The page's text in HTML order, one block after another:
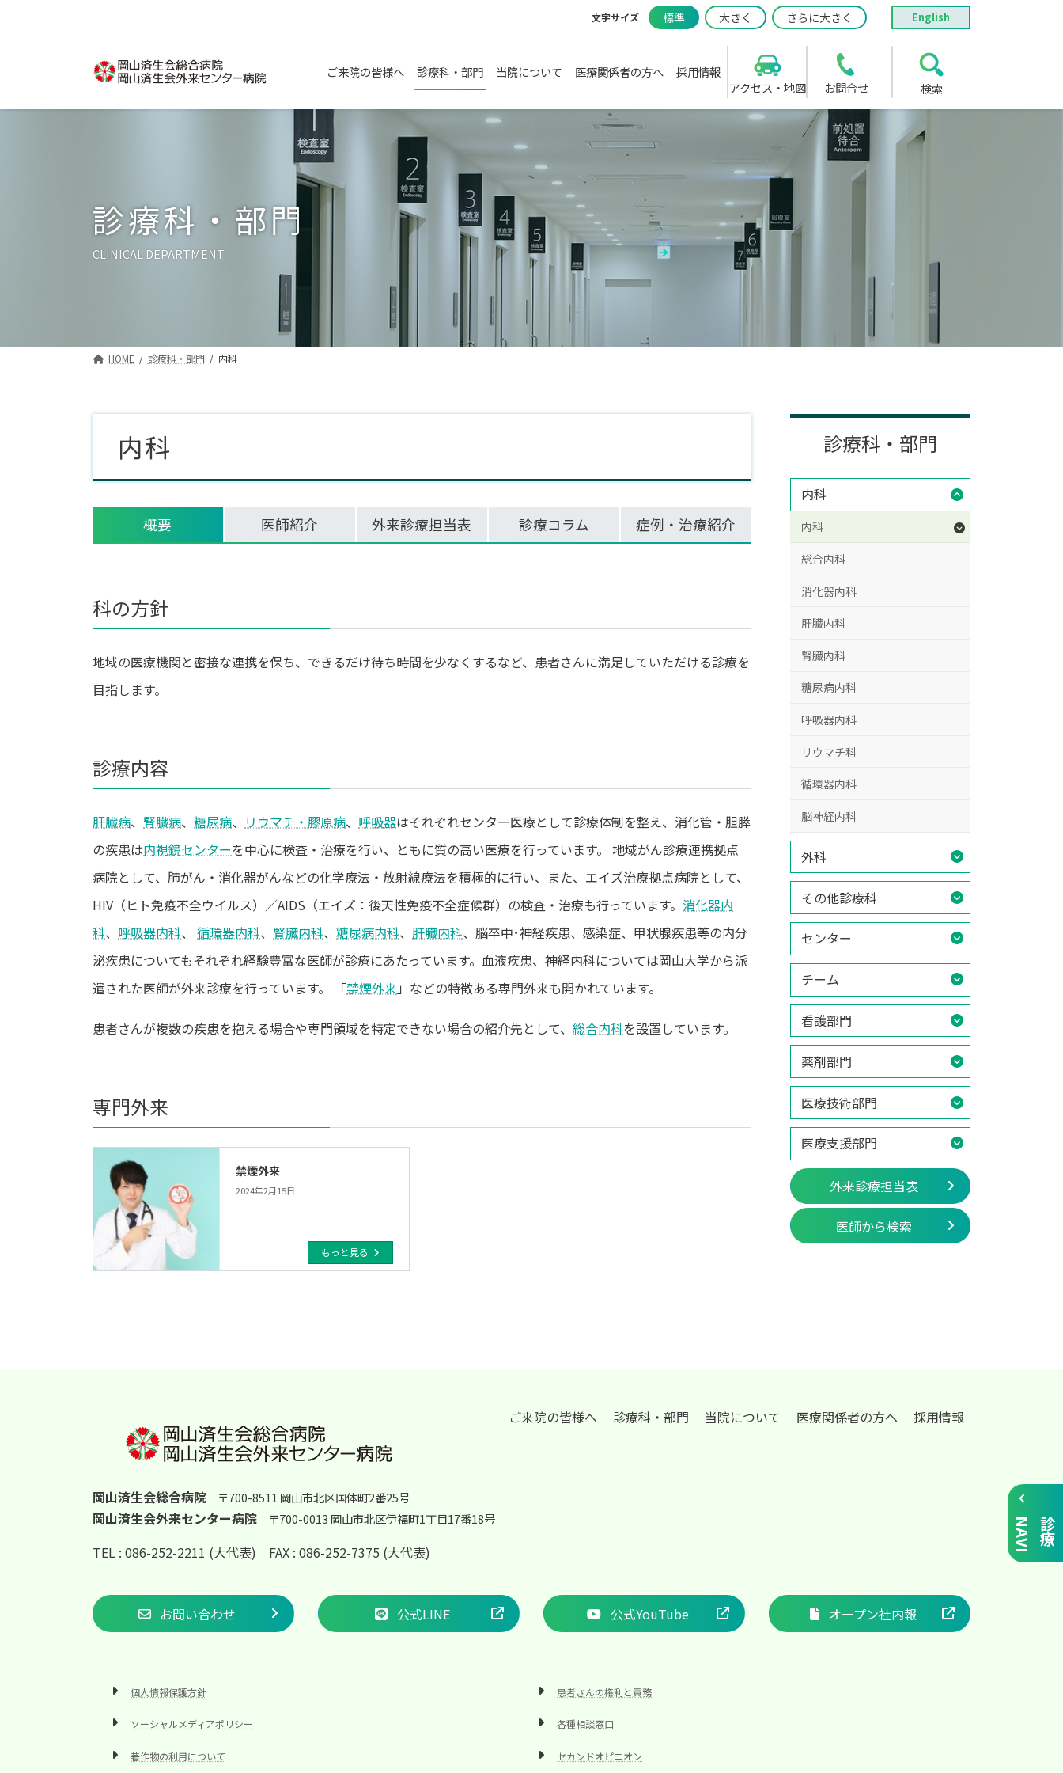
文字サイズ 標準 大きく さらに大きく English
検索
ご来院の皆様へ 診療科・部門 当院について 医療関係者の方へ
採用情報
アクセス・地図
お問合せ
診
療
N
A
V
I
診療科・部門
CLINICAL DEPARTMENT
HOME 診療科・部門 内科
内科
概要 医師紹介 外来診療担当表 診療コラム 症例・治療紹介
科の方針
地域の医療機関と密接な連携を保ち、できるだけ待ち時間を少なくするなど、患者さんに満足していただける診療を
目指します。
診療内容
肝臓病、 腎臓病、 糖尿病、 リウマチ・膠原病、 呼吸器はそれぞれセンター医療として診療体制を整え、消化管・胆膵
の疾患は内視鏡センターを中心に検査・治療を行い、ともに質の高い医療を行っています。 地域がん診療連携拠点
病院として、肺がん・消化器がんなどの化学療法・放射線療法を積極的に行い、また、エイズ治療拠点病院として、
HIV（ヒト免疫不全ウイルス）／AIDS（エイズ：後天性免疫不全症候群）の検査・治療も行っています。 消化器内
科、 呼吸器内科、 循環器内科、 腎臓内科、 糖尿病内科、 肝臓内科、脳卒中･神経疾患、感染症、甲状腺疾患等の内分
泌疾患についてもそれぞれ経験豊富な医師が診療にあたっています。血液疾患、神経内科については岡山大学から派
遣された医師が外来診療を行っています。 「禁煙外来 」などの特徴ある専門外来も開かれています。
患者さんが複数の疾患を抱える場合や専門領域を特定できない場合の紹介先として、 総合内科を設置しています。
専門外来
禁煙外来
2024年2月15日
もっと見る
診療科・部門
内科
内科
総合内科
消化器内科
肝臓内科
腎臓内科
糖尿病内科
呼吸器内科
リウマチ科
循環器内科
脳神経内科
外科
その他診療科
センター
チーム
看護部門
薬剤部門
医療技術部門
医療支援部門
外来診療担当表
医師から検索
岡山済生会総合病院 〒700-8511 岡山市北区国体町2番25号
岡山済生会外来センター病院 〒700-0013 岡山市北区伊福町1丁目17番18号
TEL : 086-252-2211 (大代表) FAX : 086-252-7375 (大代表)
ご来院の皆様へ 診療科・部門 当院について 医療関係者の方へ 採用情報
お問い合わせ 公式LINE 公式YouTube オープン社内報
個人情報保護方針
ソーシャルメディアポリシー
著作物の利用について
患者さんの権利と責務
各種相談窓口
セカンドオピニオン